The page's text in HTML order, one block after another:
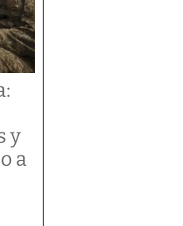
y
a